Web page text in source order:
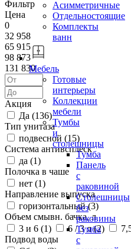
Асимметричные
Отдельностоящие
Комплекты
ванн
Мебель
Готовые
интерьеры
Коллекции
мебели
Тумбы
и
столешницы
Тумба
Панель
с
раковиной
Столешницы
без
раковины
Тумба
с
Фильтр
Цена
0
32 958
65 915
98 873
131 830
Акция
Да (136)
Тип унитаза
подвесной (15)
Система антивсплеск
да (1)
Полочка в чаше
нет (1)
Направление выпуска
горизонтальный (3)
Объем смывн. бачка, л
3 и 6 (1) 6 / 3 л (2)
Подвод воды